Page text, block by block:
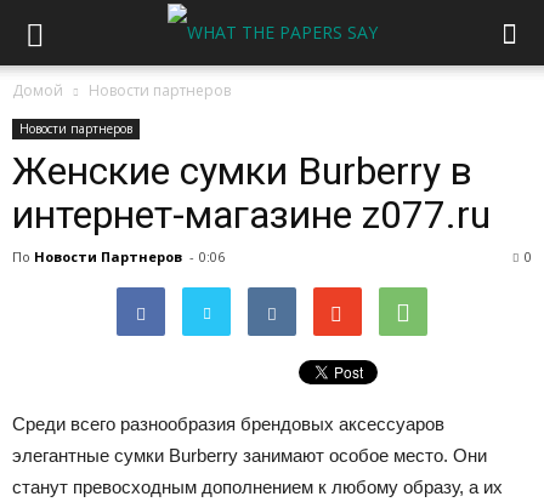
Домой Новости партнеров
Новости партнеров
Женские сумки Burberry в
интернет-магазине z077.ru
По Новости Партнеров - 0:06 0
Среди всего разнообразия брендовых аксессуаров
элегантные сумки Burberry занимают особое место. Они
станут превосходным дополнением к любому образу, а их